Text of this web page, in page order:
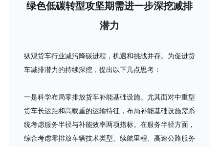
绿色低碳转型攻坚期需进一步深挖减排
潜力
纵观货车行业减污降碳进程，机遇和挑战并存。为促进货
车减排潜力的持续深挖，提出以下几点思考：
一是科学布局零排放货车补能基础设施。尤其面对中重型
货车长运距和高载重的运输特征，布局补能基础设施需系
统考虑服务半径与补能效率两项指标。在服务半径方面，
综合考虑零排放车辆技术类型、续航里程、高速公路服务